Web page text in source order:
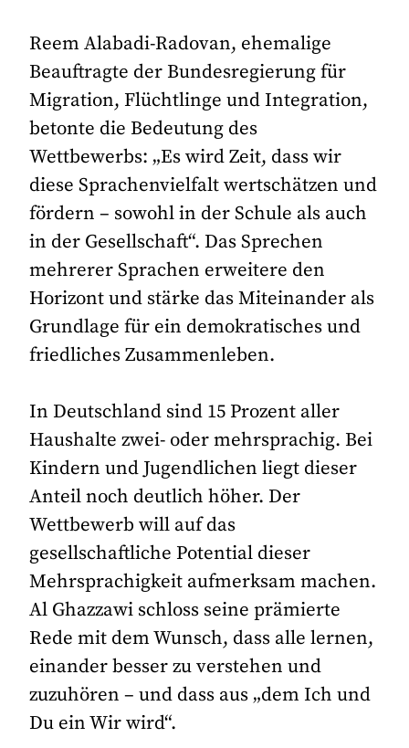
Reem Alabadi-Radovan, ehemalige
Beauftragte der Bundesregierung für
Migration, Flüchtlinge und Integration,
betonte die Bedeutung des
Wettbewerbs: „Es wird Zeit, dass wir
diese Sprachenvielfalt wertschätzen und
fördern – sowohl in der Schule als auch
in der Gesellschaft“. Das Sprechen
mehrerer Sprachen erweitere den
Horizont und stärke das Miteinander als
Grundlage für ein demokratisches und
friedliches Zusammenleben.
In Deutschland sind 15 Prozent aller
Haushalte zwei- oder mehrsprachig. Bei
Kindern und Jugendlichen liegt dieser
Anteil noch deutlich höher. Der
Wettbewerb will auf das
gesellschaftliche Potential dieser
Mehrsprachigkeit aufmerksam machen.
Al Ghazzawi schloss seine prämierte
Rede mit dem Wunsch, dass alle lernen,
einander besser zu verstehen und
zuzuhören – und dass aus „dem Ich und
Du ein Wir wird“.